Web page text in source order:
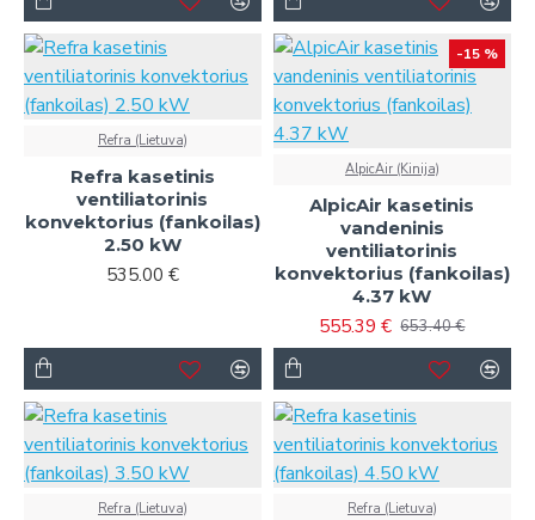
Refra (Lietuva)
Refra kasetinis
ventiliatorinis
konvektorius (fankoilas)
2.50 kW
535.00 €
-15 %
AlpicAir (Kinija)
AlpicAir kasetinis
vandeninis
ventiliatorinis
konvektorius (fankoilas)
4.37 kW
555.39 € 653.40 €
Refra (Lietuva) Refra (Lietuva)